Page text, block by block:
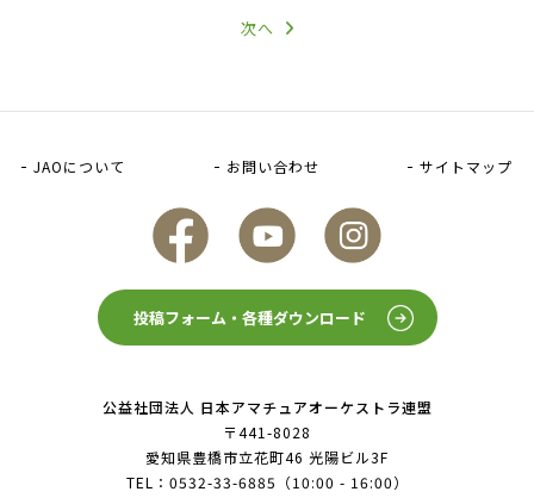
次へ
公益社団法人 日本アマチュアオーケストラ連盟
〒441-8028
愛知県豊橋市立花町46 光陽ビル3F
TEL： 0532-33-6885 （10:00 - 16:00）
JAOについて お問い合わせ サイトマップ
投稿フォーム・各種ダウンロード